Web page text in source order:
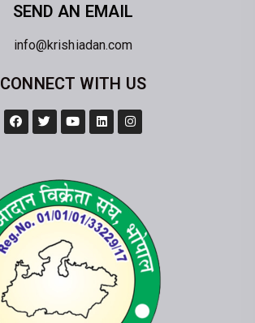
SEND AN EMAIL
info@krishiadan.com
CONNECT WITH US